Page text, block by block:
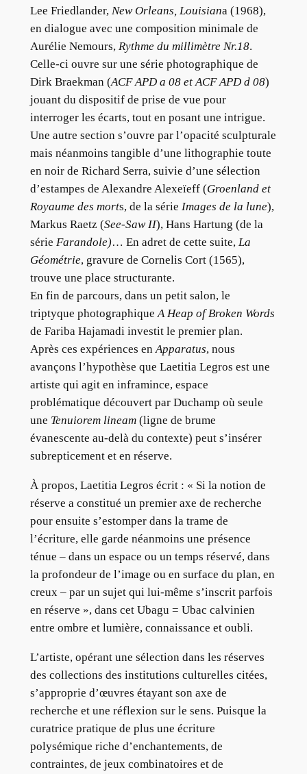
Lee Friedlander, New Orleans, Louisiana (1968),
en dialogue avec une composition minimale de
Aurélie Nemours, Rythme du millimètre Nr.18.
Celle-ci ouvre sur une série photographique de
Dirk Braekman (ACF APD a 08 et ACF APD d 08)
jouant du dispositif de prise de vue pour
interroger les écarts, tout en posant une intrigue.
Une autre section s’ouvre par l’opacité sculpturale
mais néanmoins tangible d’une lithographie toute
en noir de Richard Serra, suivie d’une sélection
d’estampes de Alexandre Alexeïeff (Groenland et
Royaume des morts, de la série Images de la lune),
Markus Raetz (See-Saw II), Hans Hartung (de la
série Farandole)… En adret de cette suite,La
Géométrie, gravure de Cornelis Cort (1565),
trouve une place structurante.
En fin de parcours, dans un petit salon, le
triptyque photographiqueA Heap of Broken Words
de Fariba Hajamadi investit le premier plan.
Après ces expériences enApparatus, nous
avançons l’hypothèse que Laetitia Legros est une
artiste qui agit en inframince, espace
problématique découvert par Duchamp où seule
une Tenuiorem lineam(ligne de brume
évanescente au-delà du contexte) peut s’insérer
subrepticement et en réserve.
À propos, Laetitia Legros écrit : « Si la notion de
réserve a constitué un premier axe de recherche
pour ensuite s’estomper dans la trame de
l’écriture, elle garde néanmoins une présence
ténue – dans un espace ou un temps réservé, dans
la profondeur de l’image ou en surface du plan, en
creux – par un sujet qui lui-même s’inscrit parfois
en réserve », dans cet Ubagu = Ubac calvinien
entre ombre et lumière, connaissance et oubli.
L’artiste, opérant une sélection dans les réserves
des collections des institutions culturelles citées,
s’approprie d’œuvres étayant son axe de
recherche et une réflexion sur le sens. Puisque la
curatrice pratique de plus une écriture
polysémique riche d’enchantements, de
contraintes, de jeux combinatoires et de